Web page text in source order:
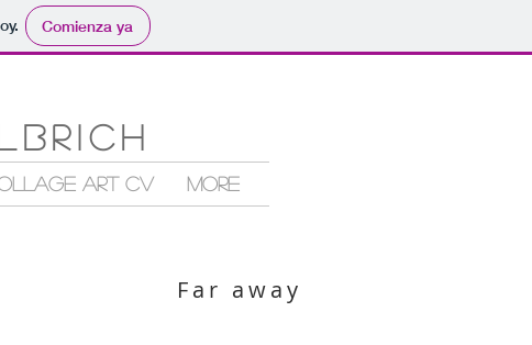
Comienza ya
ART CV More
Far away